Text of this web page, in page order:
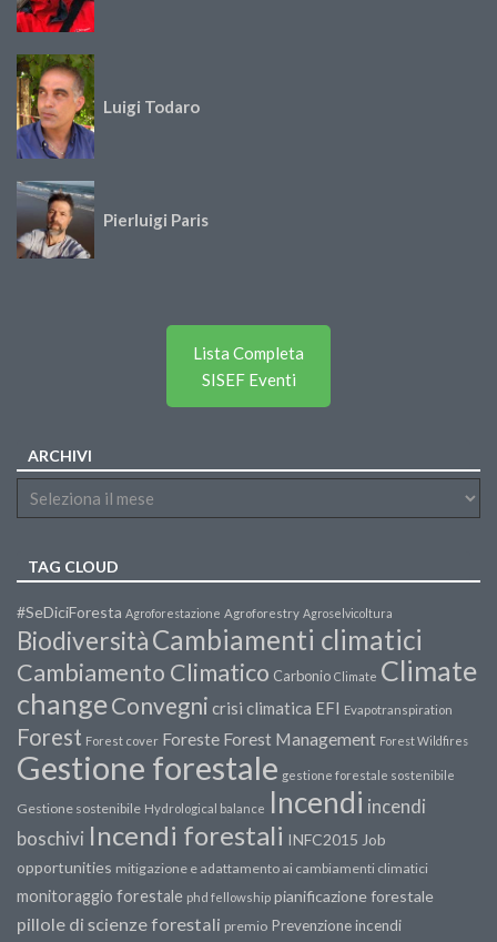
Luigi Todaro
Pierluigi Paris
Lista Completa
SISEF Eventi
ARCHIVI
TAG CLOUD
#SeDiciForesta Agroforestazione Agroforestry Agroselvicoltura
BiodiversitàCambiamenti climatici
Cambiamento Climatico Carbonio Climate Climate
changeConvegni crisi climatica EFI Evapotranspiration
Forest Forest cover Foreste Forest Management Forest Wildfires
Gestione forestale gestione forestale sostenibile
Gestione sostenibile Hydrological balance Incendi incendi
boschivi Incendi forestali INFC2015 Job
opportunities mitigazione e adattamento ai cambiamenti climatici
monitoraggio forestale phd fellowship pianificazione forestale
pillole di scienze forestali premio Prevenzione incendi